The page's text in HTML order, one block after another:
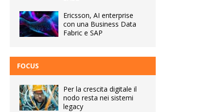
Ericsson, AI enterprise
con una Business Data
Fabric e SAP
FOCUS
Per la crescita digitale il
nodo resta nei sistemi
legacy